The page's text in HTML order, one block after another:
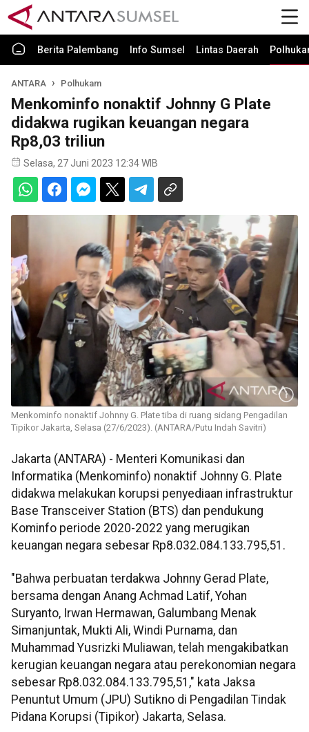
Berita Palembang Info Sumsel Lintas Daerah
ANTARA Polhukam
Menkominfo nonaktif Johnny G Plate
didakwa rugikan keuangan negara
Rp8,03 triliun
Selasa, 27 Juni 2023 12:34 WIB
Menkominfo nonaktif Johnny G. Plate tiba di ruang sidang Pengadilan
Tipikor Jakarta, Selasa (27/6/2023). (ANTARA/Putu Indah Savitri)
Jakarta (ANTARA) - Menteri Komunikasi dan
Informatika (Menkominfo) nonaktif Johnny G. Plate
didakwa melakukan korupsi penyediaan infrastruktur
Base Transceiver Station (BTS) dan pendukung
Kominfo periode 2020-2022 yang merugikan
keuangan negara sebesar Rp8.032.084.133.795,51.
"Bahwa perbuatan terdakwa Johnny Gerad Plate,
bersama dengan Anang Achmad Latif, Yohan
Suryanto, Irwan Hermawan, Galumbang Menak
Simanjuntak, Mukti Ali, Windi Purnama, dan
Muhammad Yusrizki Muliawan, telah mengakibatkan
kerugian keuangan negara atau perekonomian negara
sebesar Rp8.032.084.133.795,51," kata Jaksa
Penuntut Umum (JPU) Sutikno di Pengadilan Tindak
Pidana Korupsi (Tipikor) Jakarta, Selasa.